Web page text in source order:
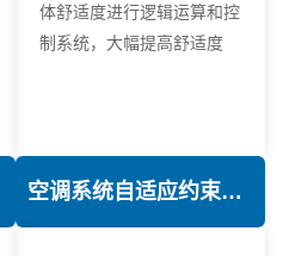
体舒适度进行逻辑运算和控
制系统，大幅提高舒适度
空调系统自适应约束控制技术